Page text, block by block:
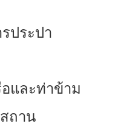
ประปา
และท่าข้าม
ถาน